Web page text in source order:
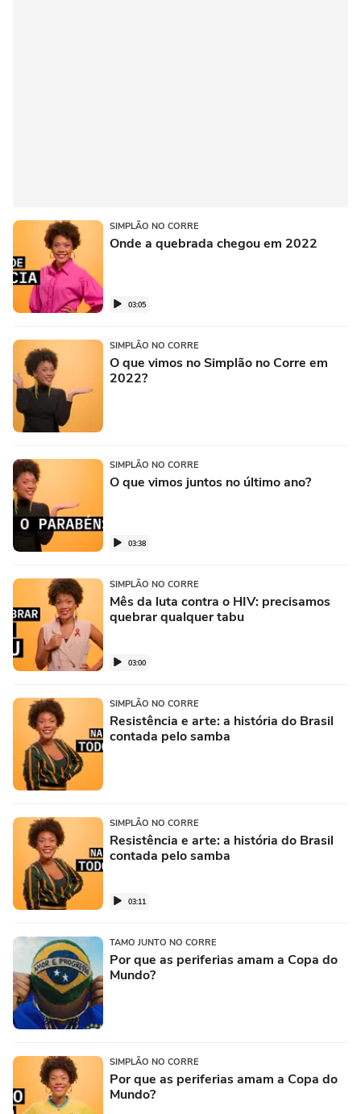
SIMPLÃO NO CORRE
Onde a quebrada chegou em 2022
03:05
SIMPLÃO NO CORRE
O que vimos no Simplão no Corre em
2022?
SIMPLÃO NO CORRE
O que vimos juntos no último ano?
03:38
SIMPLÃO NO CORRE
Mês da luta contra o HIV: precisamos
quebrar qualquer tabu
03:00
SIMPLÃO NO CORRE
Resistência e arte: a história do Brasil
contada pelo samba
SIMPLÃO NO CORRE
Resistência e arte: a história do Brasil
contada pelo samba
03:11
TAMO JUNTO NO CORRE
Por que as periferias amam a Copa do
Mundo?
SIMPLÃO NO CORRE
Por que as periferias amam a Copa do
Mundo?